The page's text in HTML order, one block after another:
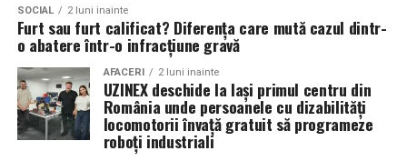
redistribuirea materialului de umplutură, unde este
cazul;
verificarea îmbinărilor;
remedierea punctuală a zonelor supuse unei uzuri
accentuate.
Amenajarea unui gazon sintetic înseamnă mai mult
SOCIAL 2 luni inainte
Furt sau furt calificat? Diferența care mută cazul dintr-
o abatere într-o infracțiune gravă
AFACERI 2 luni inainte
UZINEX deschide la Iași primul centru din
România unde persoanele cu dizabilități
locomotorii învață gratuit să programeze
roboți industriali